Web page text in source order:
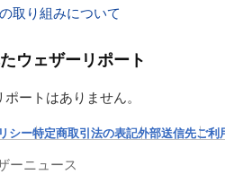
取り組みについて
ウェザーリポート
ートはありません。
シー特定商取引法の表記外部送信先ご利
ーニュース